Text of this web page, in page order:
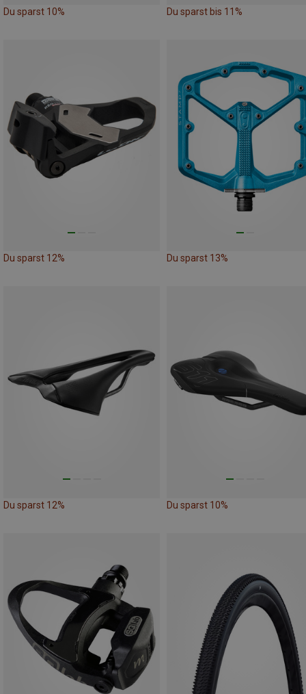
Du sparst 10% Du sparst bis 11%
Du sparst 12% Du sparst 13%
Du sparst 12% Du sparst 10%